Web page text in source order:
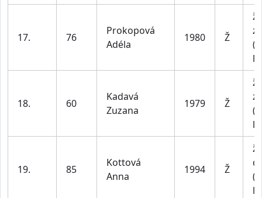
17. 76
Prokopová
Adéla
1980 Ž
18. 60
Kadavá
Zuzana
1979 Ž
19. 85
Kottová
Anna
1994 Ž